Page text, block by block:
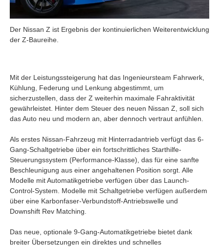
Der Nissan Z ist Ergebnis der kontinuierlichen Weiterentwicklung
der Z-Baureihe.
Mit der Leistungssteigerung hat das Ingenieursteam Fahrwerk,
Kühlung, Federung und Lenkung abgestimmt, um
sicherzustellen, dass der Z weiterhin maximale Fahraktivität
gewährleistet. Hinter dem Steuer des neuen Nissan Z, soll sich
das Auto neu und modern an, aber dennoch vertraut anfühlen.
Als erstes Nissan-Fahrzeug mit Hinterradantrieb verfügt das 6-
Gang-Schaltgetriebe über ein fortschrittliches Starthilfe-
Steuerungssystem (Performance-Klasse), das für eine sanfte
Beschleunigung aus einer angehaltenen Position sorgt. Alle
Modelle mit Automatikgetriebe verfügen über das Launch-
Control-System. Modelle mit Schaltgetriebe verfügen außerdem
über eine Karbonfaser-Verbundstoff-Antriebswelle und
Downshift Rev Matching.
Das neue, optionale 9-Gang-Automatikgetriebe bietet dank
breiter Übersetzungen ein direktes und schnelles